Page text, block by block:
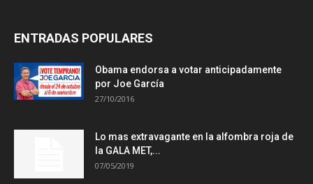
ENTRADAS POPULARES
Obama endorsa a votar anticipadamente
por Joe García
27/10/2016
Lo mas extravagante en la alfombra roja de
la GALA MET,...
07/05/2019